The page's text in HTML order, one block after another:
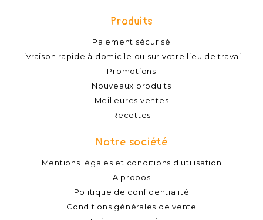
Produits
Paiement sécurisé
Livraison rapide à domicile ou sur votre lieu de travail
Promotions
Nouveaux produits
Meilleures ventes
Recettes
Notre société
Mentions légales et conditions d'utilisation
A propos
Politique de confidentialité
Conditions générales de vente